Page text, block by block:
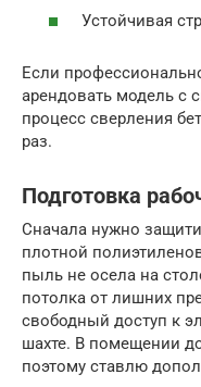
Устойчивая
Если
арендовать модель с
процесс сверления
раз.
Подготовка
Сначала нужно
плотной
пыль не осела на
потолка от лишних
свободный доступ к
шахте. В помещении
поэтому ставлю